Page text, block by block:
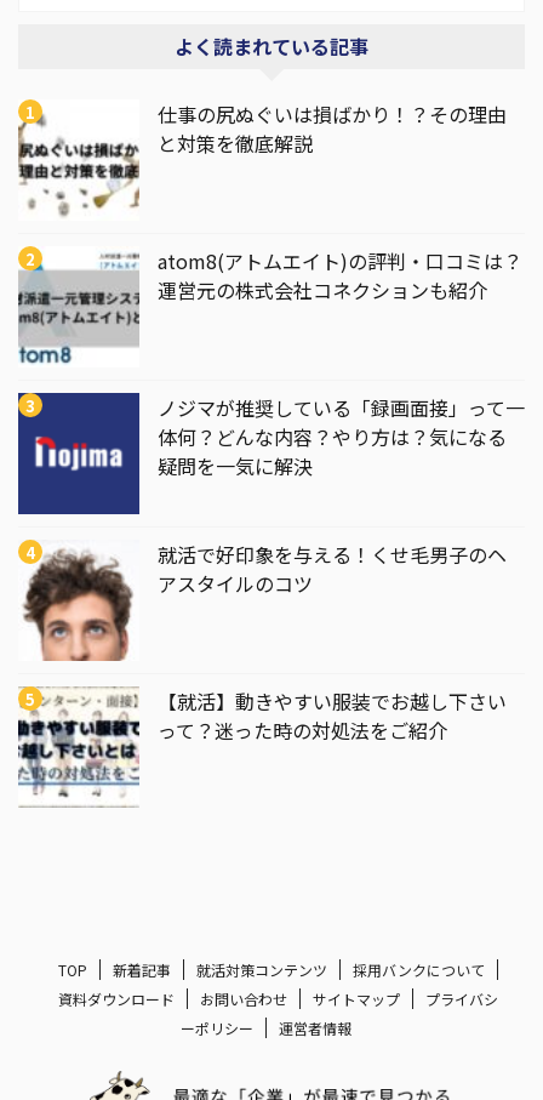
よく読まれている記事
仕事の尻ぬぐいは損ばかり！？その理由
と対策を徹底解説
atom8(アトムエイト)の評判・口コミは？
運営元の株式会社コネクションも紹介
ノジマが推奨している「録画面接」って一
体何？どんな内容？やり方は？気になる
疑問を一気に解決
就活で好印象を与える！くせ毛男子のヘ
アスタイルのコツ
【就活】動きやすい服装でお越し下さい
って？迷った時の対処法をご紹介
TOP 新着記事 就活対策コンテンツ
採用バンクについて
資料ダウンロード
お問い合わせ サイトマップ
プライバシ
ーポリシー
運営者情報